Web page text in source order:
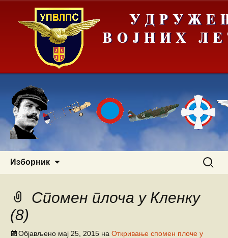
Изборник
Спомен плоча у Кленку
(8)
Објављено мај 25, 2015 на Откривање спомен плоче у